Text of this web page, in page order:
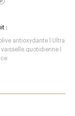
:
antioxydante l Ultra
quotidienne l